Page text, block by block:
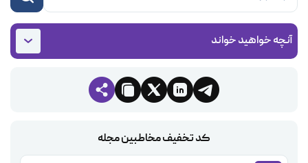
آنچه خواهید خواند
کد تخفیف مخاطبین مجله